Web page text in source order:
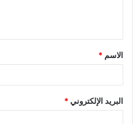
ق
*
الاسم *
البريد الإلكتروني*